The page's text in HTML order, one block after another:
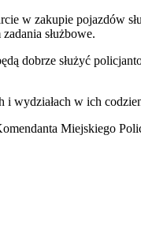
w zakupie pojazdów
służbowe.
dobrze służyć
wydziałach w ich
Miejskiego